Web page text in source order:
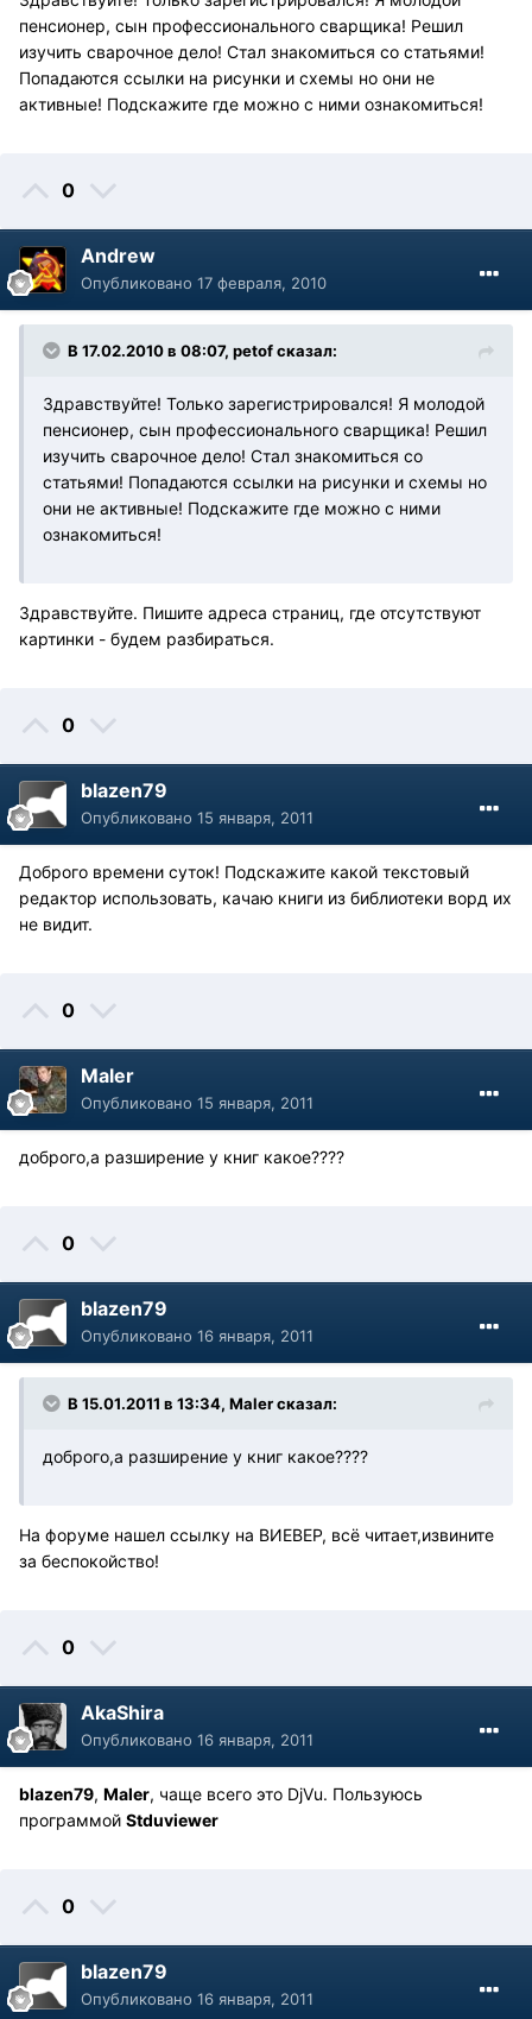
пенсионер, сын профессионального сварщика! Решил
изучить сварочное дело! Стал знакомиться со статьями!
Попадаются ссылки на рисунки и схемы но они не
активные! Подскажите где можно с ними ознакомиться!
0
Andrew
Опубликовано 17 февраля, 2010
В 17.02.2010 в 08:07, petof сказал:
Здравствуйте! Только зарегистрировался! Я молодой
пенсионер, сын профессионального сварщика! Решил
изучить сварочное дело! Стал знакомиться со
статьями! Попадаются ссылки на рисунки и схемы но
они не активные! Подскажите где можно с ними
ознакомиться!
Здравствуйте. Пишите адреса страниц, где отсутствуют
картинки - будем разбираться.
0
blazen79
Опубликовано 15 января, 2011
Доброго времени суток! Подскажите какой текстовый
редактор использовать, качаю книги из библиотеки ворд их
не видит.
0
Maler
Опубликовано 15 января, 2011
доброго,а разширение у книг какое????
0
blazen79
Опубликовано 16 января, 2011
В 15.01.2011 в 13:34, Maler сказал:
доброго,а разширение у книг какое????
На форуме нашел ссылку на ВИЕВЕР, всё читает,извините
за беспокойство!
0
AkaShira
Опубликовано 16 января, 2011
blazen79, Maler, чаще всего это DjVu. Пользуюсь
программой Stduviewer
0
blazen79
Опубликовано 16 января, 2011